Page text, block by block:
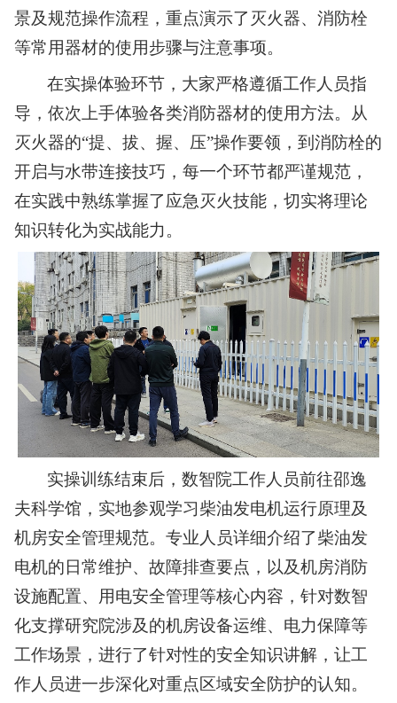
景及规范操作流程，重点演示了灭火器、消防栓
等常用器材的使用步骤与注意事项。
在实操体验环节，大家严格遵循工作人员指
导，依次上手体验各类消防器材的使用方法。从
灭火器的“提、拔、握、压”操作要领，到消防栓的
开启与水带连接技巧，每一个环节都严谨规范，
在实践中熟练掌握了应急灭火技能，切实将理论
知识转化为实战能力。
实操训练结束后，数智院工作人员前往邵逸
夫科学馆，实地参观学习柴油发电机运行原理及
机房安全管理规范。专业人员详细介绍了柴油发
电机的日常维护、故障排查要点，以及机房消防
设施配置、用电安全管理等核心内容，针对数智
化支撑研究院涉及的机房设备运维、电力保障等
工作场景，进行了针对性的安全知识讲解，让工
作人员进一步深化对重点区域安全防护的认知。